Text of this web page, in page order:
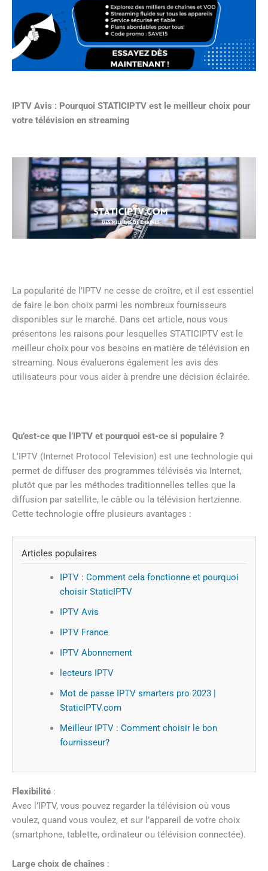
IPTV Avis : Pourquoi STATICIPTV est le meilleur choix pour
votre télévision en streaming
La popularité de l’IPTV ne cesse de croître, et il est essentiel
de faire le bon choix parmi les nombreux fournisseurs
disponibles sur le marché. Dans cet article, nous vous
présentons les raisons pour lesquelles STATICIPTV est le
meilleur choix pour vos besoins en matière de télévision en
streaming. Nous évaluerons également les avis des
utilisateurs pour vous aider à prendre une décision éclairée.
Qu’est-ce que l’IPTV et pourquoi est-ce si populaire ?
L’IPTV (Internet Protocol Television) est une technologie qui
permet de diffuser des programmes télévisés via Internet,
plutôt que par les méthodes traditionnelles telles que la
diffusion par satellite, le câble ou la télévision hertzienne.
Cette technologie offre plusieurs avantages :
Articles populaires
IPTV : Comment cela fonctionne et pourquoi
choisir StaticIPTV
IPTV Avis
IPTV France
IPTV Abonnement
lecteurs IPTV
Mot de passe IPTV smarters pro 2023 |
StaticIPTV.com
Meilleur IPTV : Comment choisir le bon
fournisseur?
Flexibilité :
Avec l’IPTV, vous pouvez regarder la télévision où vous
voulez, quand vous voulez, et sur l’appareil de votre choix
(smartphone, tablette, ordinateur ou télévision connectée).
Large choix de chaînes :